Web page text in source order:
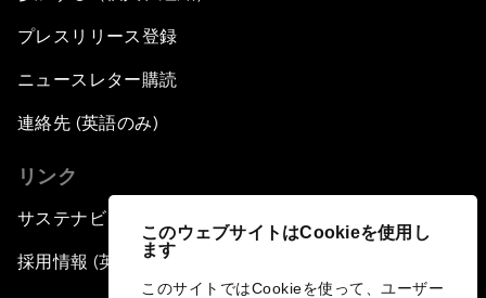
このウェブサイトはCookieを使用し
ます
このサイトではCookieを使って、ユーザー
プレスリリース登録
ニュースレター購読
連絡先 (英語のみ)
リンク
サステナビリティへの取り組み
採用情報 (英語のみ)